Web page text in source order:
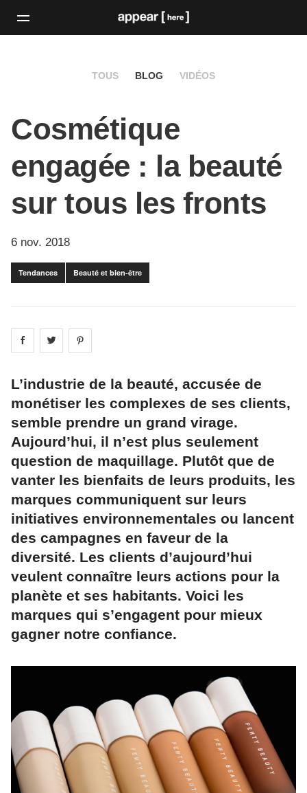
TOUS BLOG VIDÉOS
Cosmétique
engagée : la beauté
sur tous les fronts
6 nov. 2018
Tendances Beauté et bien-être
Share on facebook
Share on
L’industrie de la beauté, accusée de
monétiser les complexes de ses clients,
semble prendre un grand virage.
Aujourd’hui, il n’est plus seulement
question de maquillage. Plutôt que de
vanter les bienfaits de leurs produits, les
marques communiquent sur leurs
initiatives environnementales ou lancent
des campagnes en faveur de la
diversité. Les clients d’aujourd’hui
veulent connaître leurs actions pour la
planète et ses habitants. Voici les
marques qui s’engagent pour mieux
gagner notre confiance.